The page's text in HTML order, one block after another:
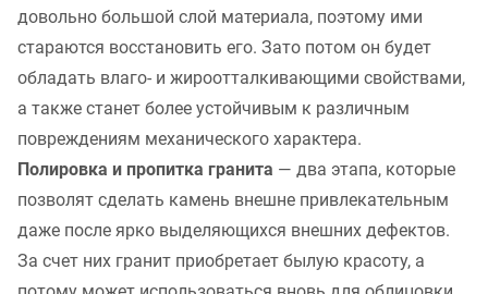
довольно большой слой материала, поэтому ими
стараются восстановить его. Зато потом он будет
обладать влаго- и жироотталкивающими свойствами,
а также станет более устойчивым к различным
повреждениям механического характера.
Полировка и пропитка гранита — два этапа, которые
позволят сделать камень внешне привлекательным
даже после ярко выделяющихся внешних дефектов.
За счет них гранит приобретает былую красоту, а